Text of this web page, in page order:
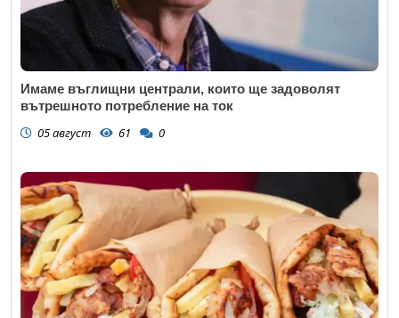
Имаме въглищни централи, които ще задоволят
вътрешното потребление на ток
05 август 61 0